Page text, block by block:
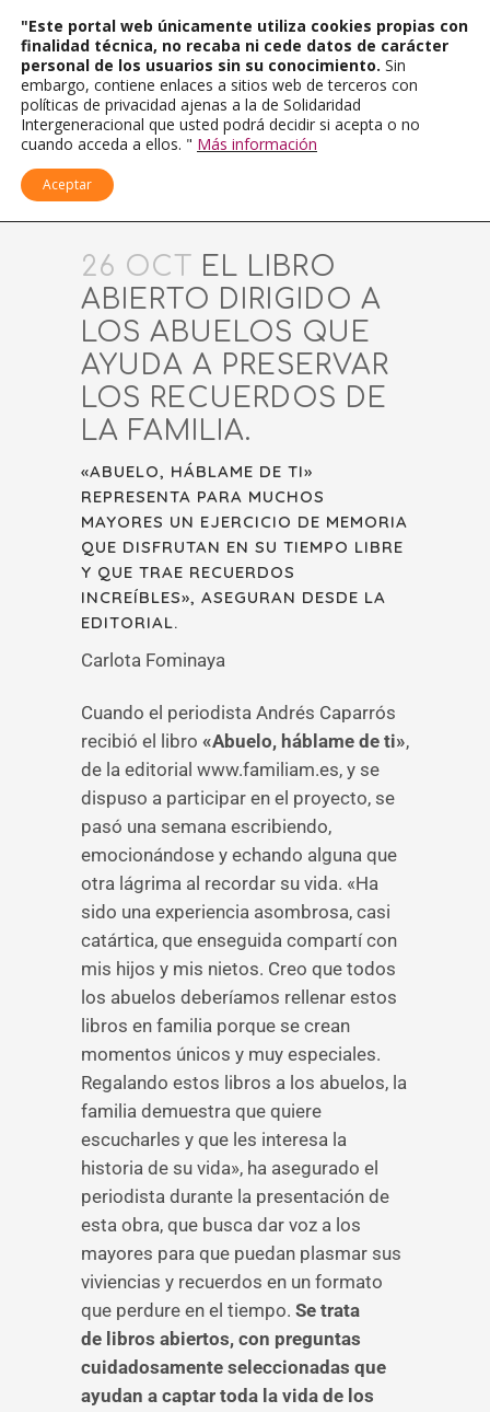
26 OCT
EL LIBRO
ABIERTO DIRIGIDO A
LOS ABUELOS QUE
AYUDA A PRESERVAR
LOS RECUERDOS DE
LA FAMILIA.
«ABUELO, HÁBLAME DE TI»
REPRESENTA PARA MUCHOS
MAYORES UN EJERCICIO DE MEMORIA
QUE DISFRUTAN EN SU TIEMPO LIBRE
Y QUE TRAE RECUERDOS
INCREÍBLES», ASEGURAN DESDE LA
EDITORIAL.
Carlota Fominaya
Cuando el periodista Andrés Caparrós
recibió el libro «Abuelo, háblame de ti»,
de la editorial www.familiam.es, y se
dispuso a participar en el proyecto, se
pasó una semana escribiendo,
emocionándose y echando alguna que
otra lágrima al recordar su vida. «Ha
sido una experiencia asombrosa, casi
catártica, que enseguida compartí con
mis hijos y mis nietos. Creo que todos
los abuelos deberíamos rellenar estos
libros en familia porque se crean
momentos únicos y muy especiales.
Regalando estos libros a los abuelos, la
familia demuestra que quiere
escucharles y que les interesa la
historia de su vida», ha asegurado el
periodista durante la presentación de
esta obra, que busca dar voz a los
mayores para que puedan plasmar sus
viviencias y recuerdos en un formato
que perdure en el tiempo. Se trata
de libros abiertos, con preguntas
cuidadosamente seleccionadas que
ayudan a captar toda la vida de los
"Este portal web únicamente utiliza cookies propias con
finalidad técnica, no recaba ni cede datos de carácter
personal de los usuarios sin su conocimiento. Sin
embargo, contiene enlaces a sitios web de terceros con
políticas de privacidad ajenas a la de Solidaridad
Intergeneracional que usted podrá decidir si acepta o no
cuando acceda a ellos. " Más información
Aceptar